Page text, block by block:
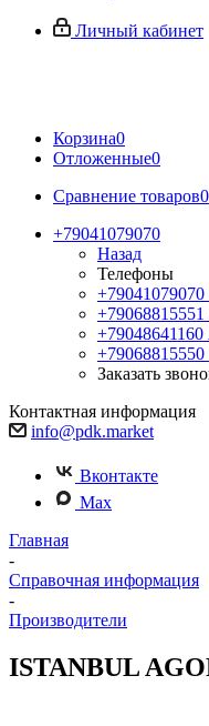
Личный кабинет
Корзина0
Отложенные0
Сравнение товаров0
+79041079070
Назад
Телефоны
+79041079070
+79068815551
+79048641160
+79068815550
Заказать
Контактная информация
info@pdk.market
Вконтакте
Max
Главная
-
Справочная информация
-
Производители
ISTANBUL